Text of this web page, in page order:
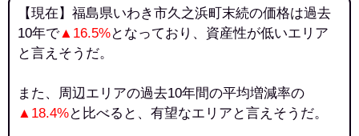
【現在】福島県いわき市久之浜町末続の価格は過去
10年で▲16.5%となっており、資産性が低いエリア
と言えそうだ。
また、周辺エリアの過去10年間の平均増減率の
▲18.4%と比べると、有望なエリアと言えそうだ。